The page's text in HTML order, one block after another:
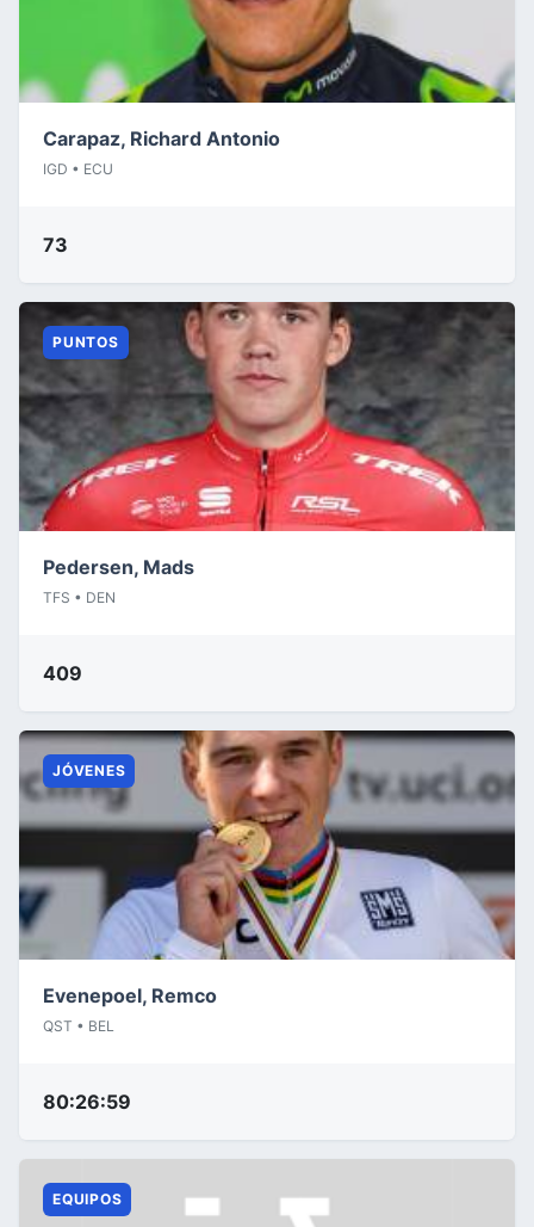
Carapaz, Richard Antonio
IGD • ECU
73
PUNTOS
Pedersen, Mads
TFS • DEN
409
JÓVENES
Evenepoel, Remco
QST • BEL
80:26:59
EQUIPOS